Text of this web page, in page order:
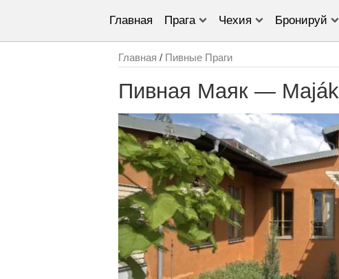
Главная Прага Чехия Бронируй
Главная / Пивные Праги
Пивная Маяк — Maják